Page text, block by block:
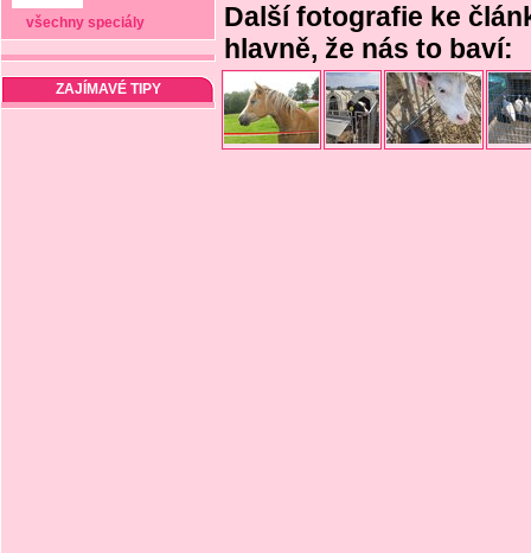
všechny speciály
ZAJÍMAVÉ TIPY
Další fotografie ke
hlavně, že nás to baví: